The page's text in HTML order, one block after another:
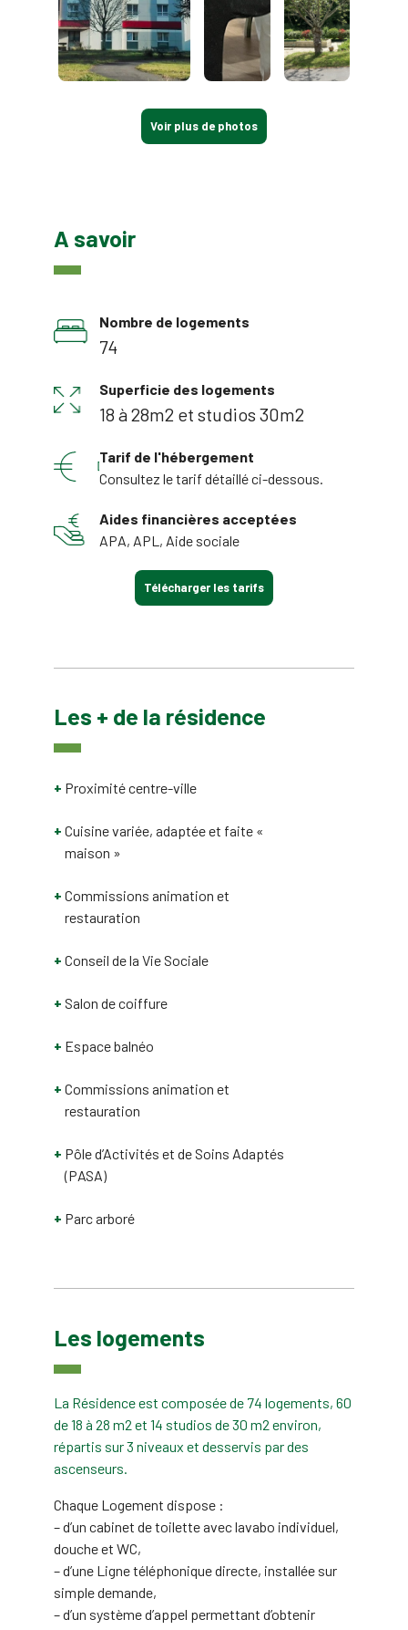
Voir plus de photos
A savoir
Nombre de logements
74
Superficie des logements
18 à 28m2 et studios 30m2
Tarif de l'hébergement
Consultez le tarif détaillé ci-dessous.
Aides financières acceptées
APA, APL, Aide sociale
Télécharger les tarifs
Les + de la résidence
Proximité centre-ville
Cuisine variée, adaptée et faite «
maison »
Commissions animation et
restauration
Conseil de la Vie Sociale
Salon de coiffure
Espace balnéo
Commissions animation et
restauration
Pôle d’Activités et de Soins Adaptés
(PASA)
Parc arboré
Les logements
La Résidence est composée de 74 logements, 60
de 18 à 28 m2 et 14 studios de 30 m2 environ,
répartis sur 3 niveaux et desservis par des
ascenseurs.
Chaque Logement dispose :
– d’un cabinet de toilette avec lavabo individuel,
douche et WC,
– d’une Ligne téléphonique directe, installée sur
simple demande,
– d’un système d’appel permettant d’obtenir